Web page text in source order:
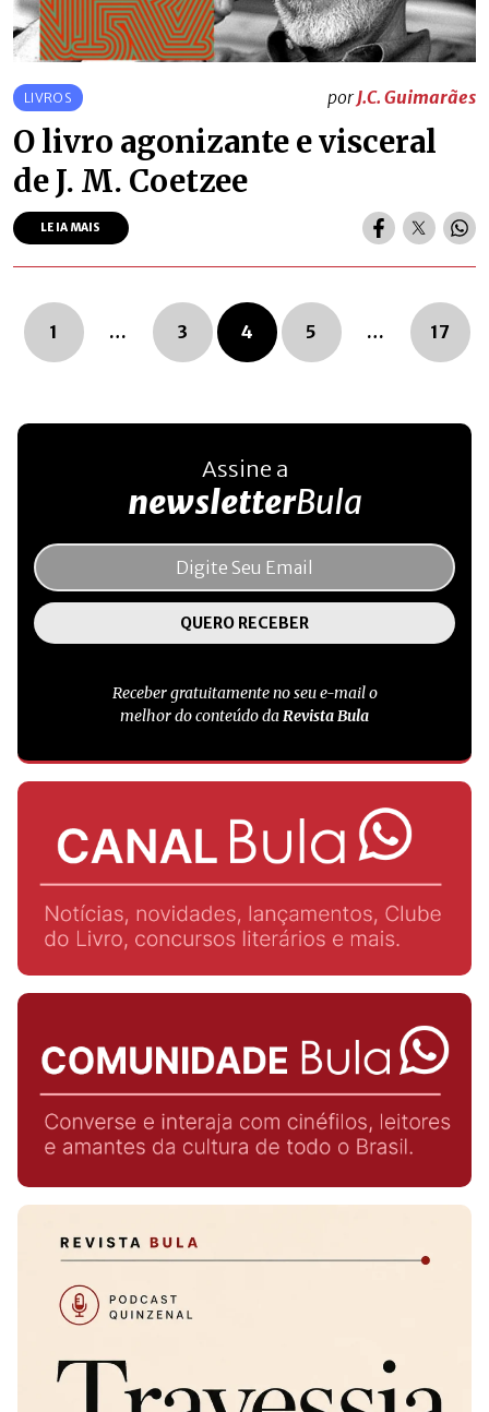
LIVROS porJ.C. Guimarães
O livro agonizante e visceral
de J. M. Coetzee
LEIA MAIS
Navegação dos posts
1 … 3 4 5 … 17
Assine a
newsletterBula
Receber gratuitamente no seu e-mail o
melhor do conteúdo daRevista Bula